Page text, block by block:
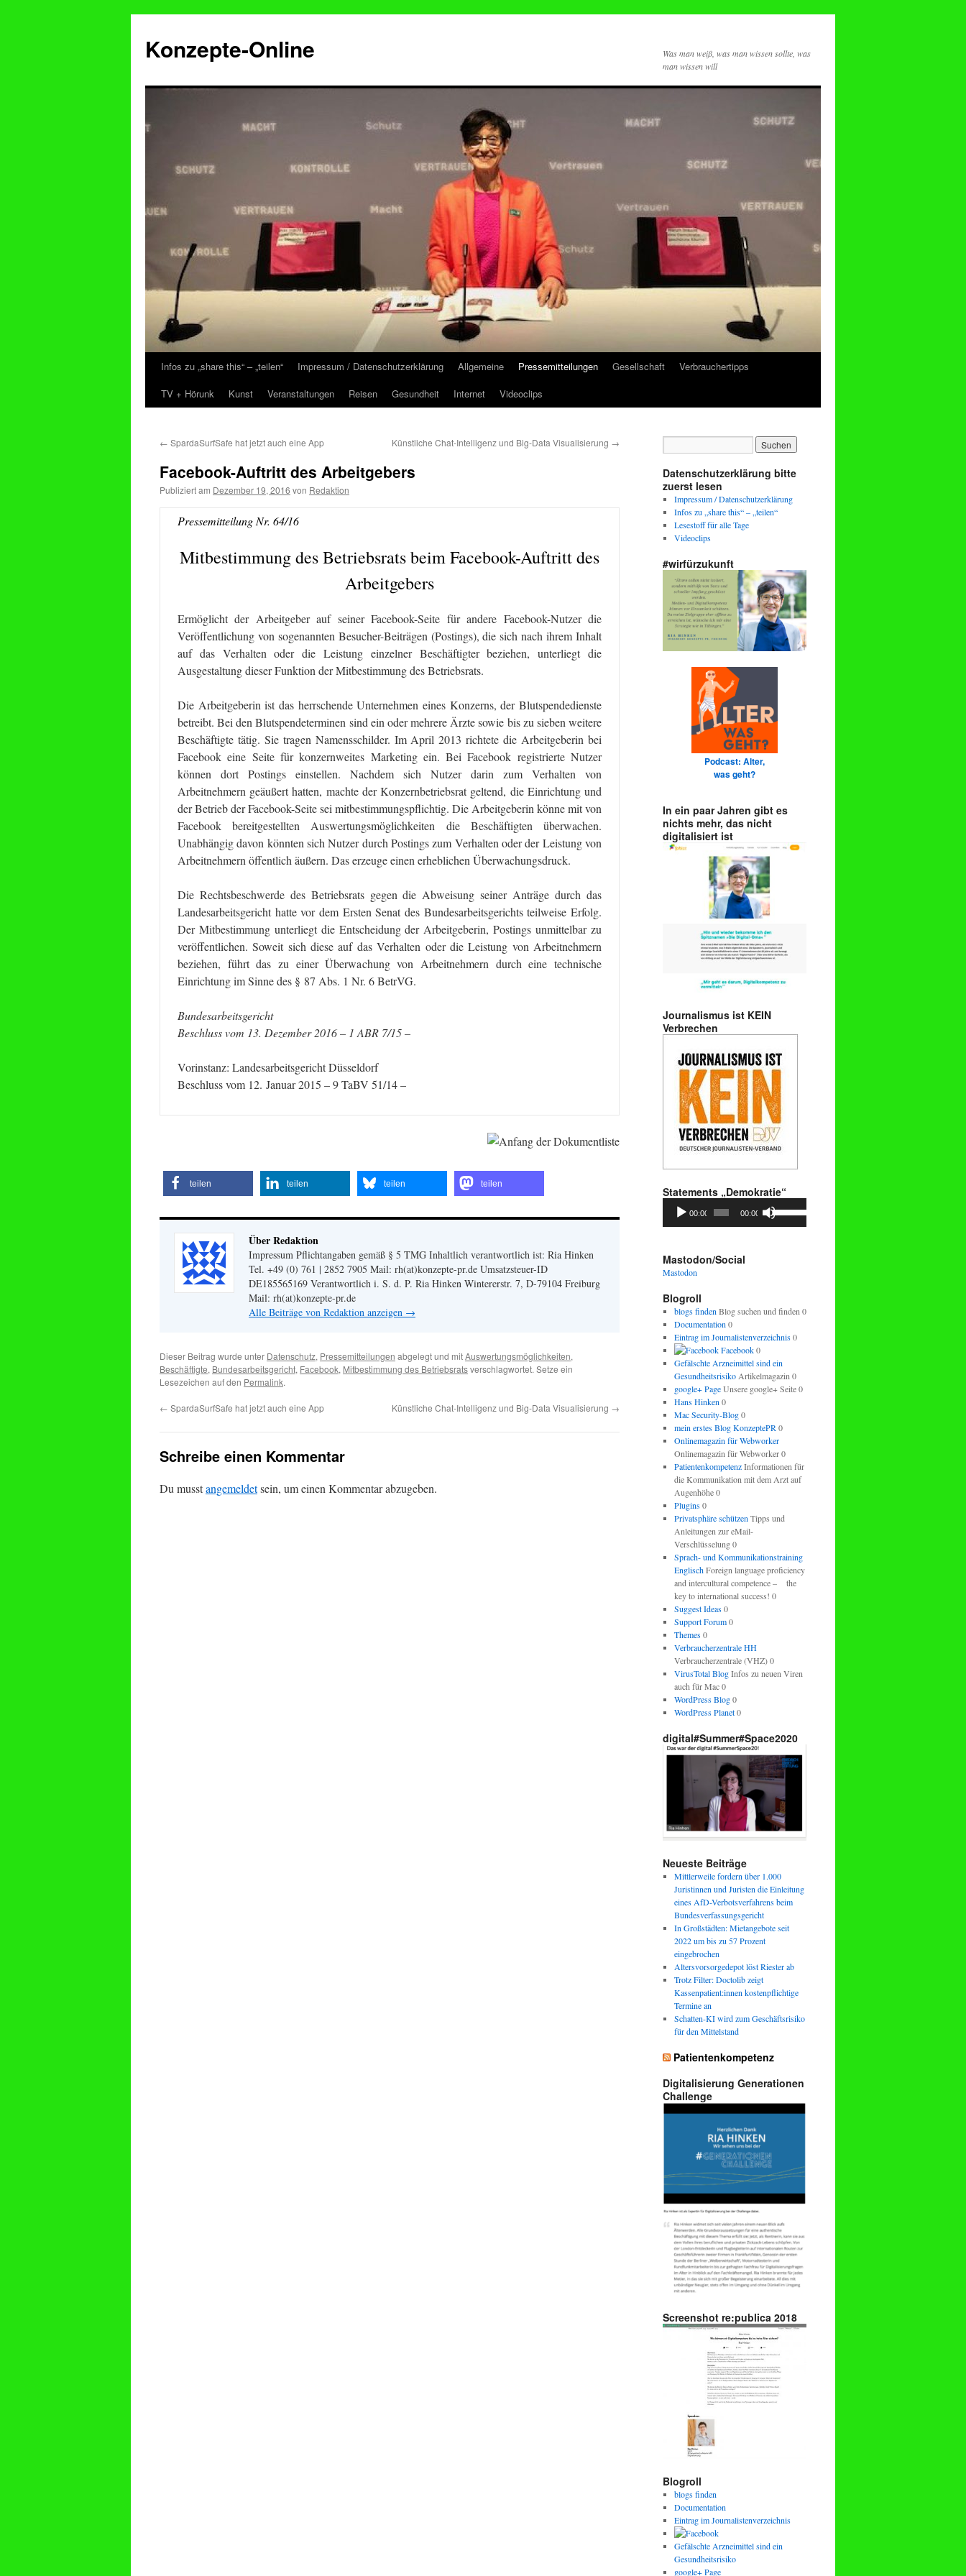
Konzepte-Online
Was man weiß, was man wissen sollte, was
man wissen will
Zum
Inhalt
Infos zu „share this“ – „teilen“ Impressum / Datenschutzerklärung Allgemeine Pressemitteilungen Gesellschaft
Verbrauchertipps
TV + Hörunk
Kunst Veranstaltungen Reisen Gesundheit Internet Videoclips
← SpardaSurfSafe hat jetzt auch eine App Künstliche Chat-Intelligenz und Big-Data Visualisierung →
Facebook-Auftritt des Arbeitgebers
Publiziert am Dezember 19, 2016 von Redaktion
Pressemitteilung Nr. 64/16
Mitbestimmung des Betriebsrats beim Facebook-Auftritt des
Arbeitgebers
Ermöglicht der Arbeitgeber auf seiner Facebook-Seite für andere Facebook-Nutzer die
Veröffentlichung von sogenannten Besucher-Beiträgen (Postings), die sich nach ihrem Inhalt
auf das Verhalten oder die Leistung einzelner Beschäftigter beziehen, unterliegt die
Ausgestaltung dieser Funktion der Mitbestimmung des Betriebsrats.
Die Arbeitgeberin ist das herrschende Unternehmen eines Konzerns, der Blutspendedienste
betreibt. Bei den Blutspendeterminen sind ein oder mehrere Ärzte sowie bis zu sieben weitere
Beschäftigte tätig. Sie tragen Namensschilder. Im April 2013 richtete die Arbeitgeberin bei
Facebook eine Seite für konzernweites Marketing ein. Bei Facebook registrierte Nutzer
können dort Postings einstellen. Nachdem sich Nutzer darin zum Verhalten von
Arbeitnehmern geäußert hatten, machte der Konzernbetriebsrat geltend, die Einrichtung und
der Betrieb der Facebook-Seite sei mitbestimmungspflichtig. Die Arbeitgeberin könne mit von
Facebook bereitgestellten Auswertungsmöglichkeiten die Beschäftigten überwachen.
Unabhängig davon könnten sich Nutzer durch Postings zum Verhalten oder der Leistung von
Arbeitnehmern öffentlich äußern. Das erzeuge einen erheblichen Überwachungsdruck.
Die Rechtsbeschwerde des Betriebsrats gegen die Abweisung seiner Anträge durch das
Landesarbeitsgericht hatte vor dem Ersten Senat des Bundesarbeitsgerichts teilweise Erfolg.
Der Mitbestimmung unterliegt die Entscheidung der Arbeitgeberin, Postings unmittelbar zu
veröffentlichen. Soweit sich diese auf das Verhalten oder die Leistung von Arbeitnehmern
beziehen, führt das zu einer Überwachung von Arbeitnehmern durch eine technische
Einrichtung im Sinne des § 87 Abs. 1 Nr. 6 BetrVG.
Bundesarbeitsgericht
Beschluss vom 13. Dezember 2016 – 1 ABR 7/15 –
Vorinstanz: Landesarbeitsgericht Düsseldorf
Beschluss vom 12. Januar 2015 – 9 TaBV 51/14 –
teilen teilen teilen teilen
Über Redaktion
Impressum Pflichtangaben gemäß § 5 TMG Inhaltlich verantwortlich ist: Ria Hinken
Tel. +49 (0) 761 | 2852 7905 Mail: rh(at)konzepte-pr.de Umsatzsteuer-ID
DE185565169 Verantwortlich i. S. d. P. Ria Hinken Wintererstr. 7, D-79104 Freiburg
Mail: rh(at)konzepte-pr.de
Alle Beiträge von Redaktion anzeigen →
Dieser Beitrag wurde unter Datenschutz, Pressemitteilungen abgelegt und mitAuswertungsmöglichkeiten,
Beschäftigte, Bundesarbeitsgericht, Facebook, Mitbestimmung des Betriebsratsverschlagwortet. Setze ein
Lesezeichen auf den Permalink.
← SpardaSurfSafe hat jetzt auch eine App Künstliche Chat-Intelligenz und Big-Data Visualisierung →
Schreibe einen Kommentar
Du musstangemeldetsein, um einen Kommentar abzugeben.
Datenschutzerklärung bitte
zuerst lesen
Impressum / Datenschutzerklärung
Infos zu „share this“ – „teilen“
Lesestoff für alle Tage
Videoclips
#wirfürzukunft
Podcast: Alter,
was geht?
In ein paar Jahren gibt es
nichts mehr, das nicht
digitalisiert ist
Journalismus ist KEIN
Verbrechen
Statements „Demokratie“
Audio-
Player
00:00 00:00
Hoch/Runter
benutzen,
Mastodon/Social
Mastodon
Blogroll
blogs finden Blog suchen und finden 0
Documentation 0
Eintrag im Journalistenverzeichnis0
Facebook0
Gefälschte Arzneimittel sind ein
GesundheitsrisikoArtikelmagazin 0
google+ PageUnsere google+ Seite 0
Hans Hinken 0
Mac Security-Blog0
mein erstes Blog KonzeptePR 0
Onlinemagazin für Webworker
Onlinemagazin für Webworker 0
PatientenkompetenzInformationen für
die Kommunikation mit dem Arzt auf
Augenhöhe 0
Plugins0
Privatsphäre schützen Tipps und
Anleitungen zur eMail-
Verschlüsselung 0
Sprach- und Kommunikationstraining
EnglischForeign language proficiency
and intercultural competence – the
key to international success! 0
Suggest Ideas0
Support Forum0
Themes0
Verbraucherzentrale HH
Verbraucherzentrale (VHZ) 0
VirusTotal BlogInfos zu neuen Viren
auch für Mac 0
WordPress Blog0
WordPress Planet0
digital#Summer#Space2020
Neueste Beiträge
Mittlerweile fordern über 1.000
Juristinnen und Juristen die Einleitung
eines AfD-Verbotsverfahrens beim
Bundesverfassungsgericht
In Großstädten: Mietangebote seit
2022 um bis zu 57 Prozent
eingebrochen
Altersvorsorgedepot löst Riester ab
Trotz Filter: Doctolib zeigt
Kassenpatient:innen kostenpflichtige
Termine an
Schatten-KI wird zum Geschäftsrisiko
für den Mittelstand
Patientenkompetenz
Digitalisierung Generationen
Challenge
Screenshot re:publica 2018
Blogroll
blogs finden
Documentation
Eintrag im Journalistenverzeichnis
Gefälschte Arzneimittel sind ein
Gesundheitsrisiko
google+ Page